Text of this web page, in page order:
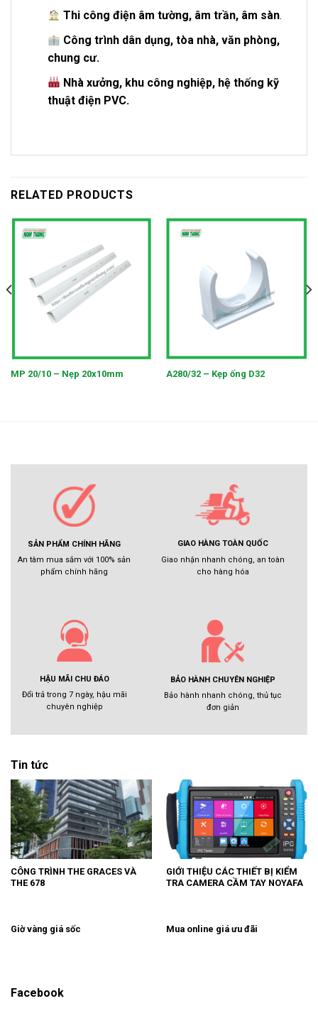
Thi công điện âm tường, âm trần, âm sàn.
Công trình dân dụng, tòa nhà, văn phòng,
chung cư.
Nhà xưởng, khu công nghiệp, hệ thống kỹ
thuật điện PVC.
RELATED PRODUCTS
MP 20/10 – Nẹp 20x10mm A280/32 – Kẹp ống D32
SẢN PHẨM CHÍNH HÃNG
An tâm mua sắm với 100% sản
phẩm chính hãng
GIAO HÀNG TOÀN QUỐC
Giao nhận nhanh chóng, an toàn
cho hàng hóa
HẬU MÃI CHU ĐÁO
Đổi trả trong 7 ngày, hậu mãi
chuyên nghiệp
BẢO HÀNH CHUYÊN NGHIỆP
Bảo hành nhanh chóng, thủ tục
đơn giản
Tin tức
CÔNG TRÌNH THE GRACES VÀ
THE 678
GIỚI THIỆU CÁC THIẾT BỊ KIỂM
TRA CAMERA CẦM TAY NOYAFA
Giờ vàng giá sốc Mua online giá ưu đãi
Facebook